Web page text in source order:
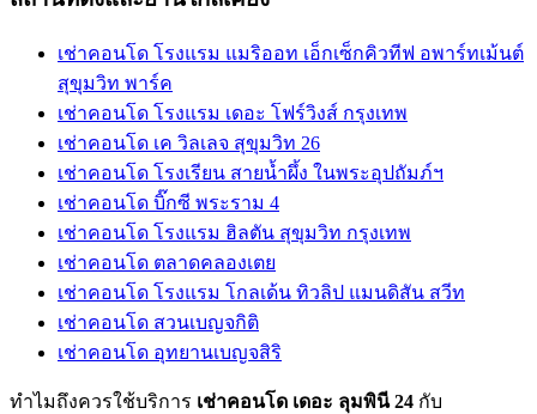
เช่าคอนโด โรงแรม แมริออท เอ็กเซ็กคิวทีฟ อพาร์ทเม้นต์
สุขุมวิท พาร์ค
เช่าคอนโด โรงแรม เดอะ โฟร์วิงส์ กรุงเทพ
เช่าคอนโด เค วิลเลจ สุขุมวิท 26
เช่าคอนโด โรงเรียน สายน้ำผึ้ง ในพระอุปถัมภ์ฯ
เช่าคอนโด บิ๊กซี พระราม 4
เช่าคอนโด โรงแรม ฮิลตัน สุขุมวิท กรุงเทพ
เช่าคอนโด ตลาดคลองเตย
เช่าคอนโด โรงแรม โกลเด้น ทิวลิป แมนดิสัน สวีท
เช่าคอนโด สวนเบญจกิติ
เช่าคอนโด อุทยานเบญจสิริ
ทำไมถึงควรใช้บริการ เช่าคอนโด เดอะ ลุมพินี 24 กับ